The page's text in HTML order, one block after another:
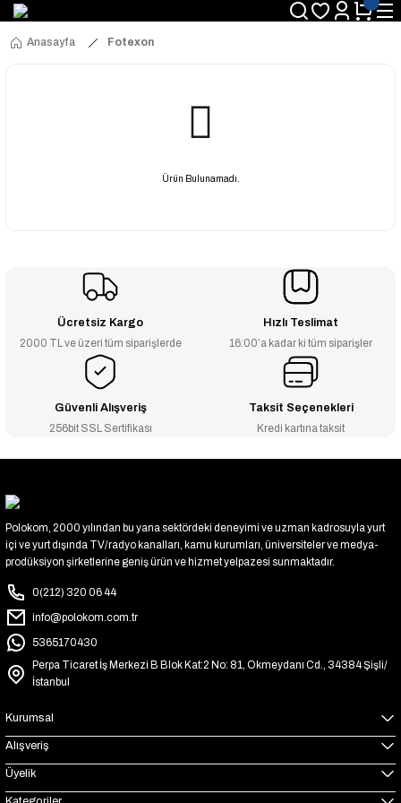
Anasayfa Fotexon
Ürün Bulunamadı.
Ücretsiz Kargo
2000 TL ve üzeri tüm siparişlerde
Hızlı Teslimat
16:00’a kadar ki tüm siparişler
Güvenli Alışveriş
256bit SSL Sertifikası
Taksit Seçenekleri
Kredi kartına taksit
Polokom, 2000 yılından bu yana sektördeki deneyimi ve uzman kadrosuyla yurt
içi ve yurt dışında TV/radyo kanalları, kamu kurumları, üniversiteler ve medya-
prodüksiyon şirketlerine geniş ürün ve hizmet yelpazesi sunmaktadır.
0(212) 320 06 44
info@polokom.com.tr
5365170430
Perpa Ticaret İş Merkezi B Blok Kat:2 No: 81, Okmeydanı Cd., 34384 Şişli/
İstanbul
Kurumsal
Alışveriş
Üyelik